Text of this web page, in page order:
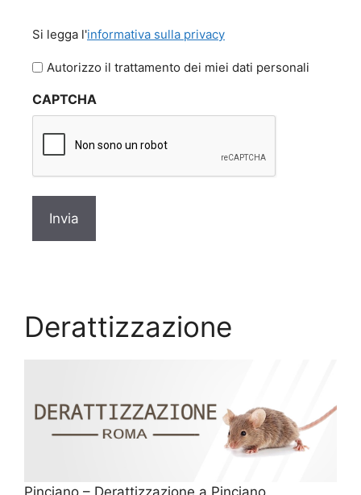
legga
l'informativa
privacy
Si legga l'informativa sulla privacy
Autorizzo il trattamento dei miei dati personali
CAPTCHA
Derattizzazione
Pinciano – Derattizzazione a Pinciano